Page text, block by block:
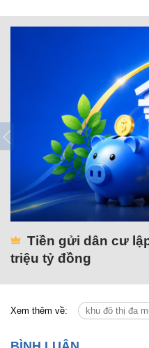
Tiền gửi dân cư
triệu tỷ đồng
Xem thêm về: khu đô thị đa